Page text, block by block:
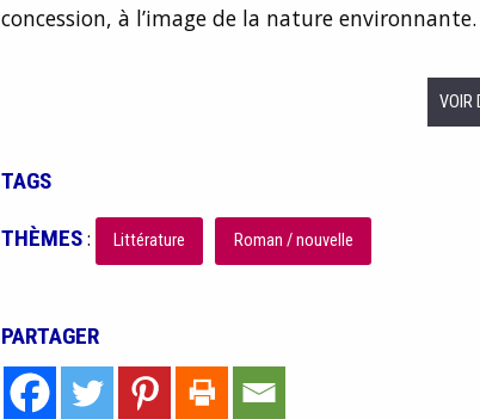
concession, à l’image de la nature environnante.
VOIR
TAGS
THÈMES: Littérature Roman / nouvelle
PARTAGER